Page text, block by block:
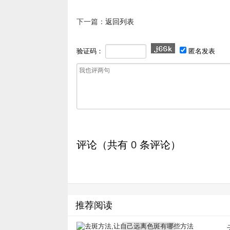
下一篇： 返回列表
验证码： 匿名发表
评论（共有 0 条评论）
推荐阅读